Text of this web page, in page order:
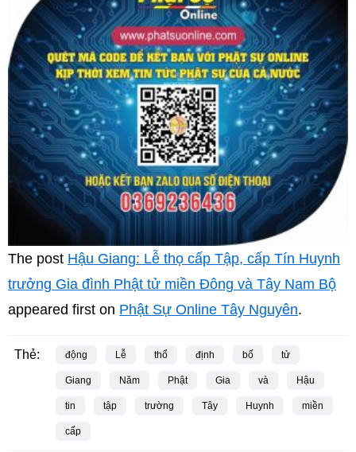
The post Hậu Giang: Lễ thọ cấp Tập, cấp Tín Huynh
trưởng Gia đình Phật tử miền Đông và Tây Nam Bộ
appeared first on Phật Sự Online Tây Nguyên.
Thẻ: động Lễ thổ định bố tử
Giang Năm Phật Gia và Hậu
tin tập trường Tây Huynh miền
cấp